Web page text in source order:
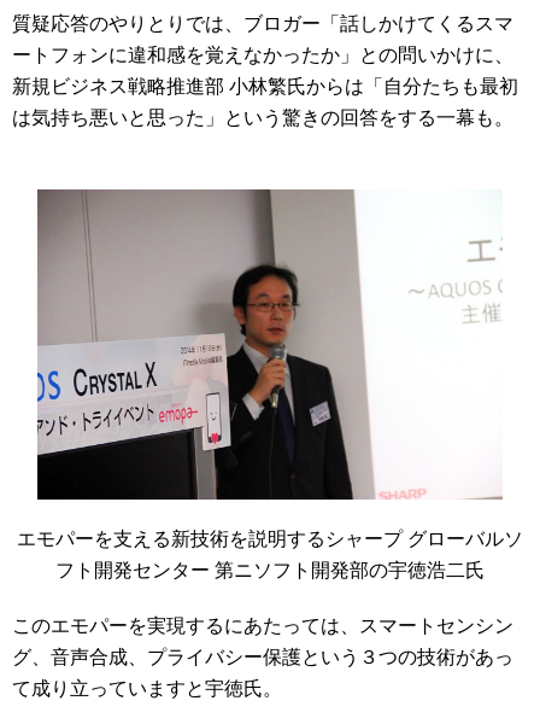
質疑応答のやりとりでは、ブロガー「話しかけてくるスマ
ートフォンに違和感を覚えなかったか」との問いかけに、
新規ビジネス戦略推進部 小林繁氏からは「自分たちも最初
は気持ち悪いと思った」という驚きの回答をする一幕も。
エモパーを支える新技術を説明するシャープ グローバルソ
フト開発センター 第ニソフト開発部の宇徳浩二氏
このエモパーを実現するにあたっては、スマートセンシン
グ、音声合成、プライバシー保護という３つの技術があっ
て成り立っていますと宇徳氏。